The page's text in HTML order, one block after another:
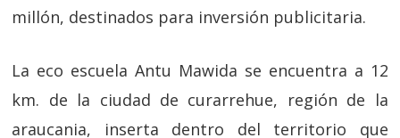
millón, destinados para inversión publicitaria.
La eco escuela Antu Mawida se encuentra a 12
km. de la ciudad de curarrehue, región de la
araucania, inserta dentro del territorio que